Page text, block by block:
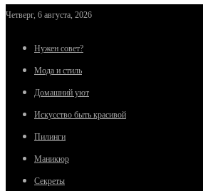
Четверг, 6 августа, 2026
Нужен совет?
Мода и стиль
Домашний уют
Искусство быть красивой
Пилинги
Маникюр
Секреты